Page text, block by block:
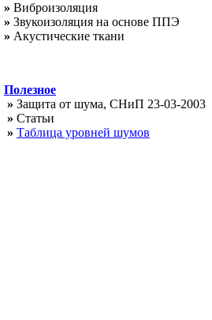
» Виброизоляция
» Звукоизоляция на основе ППЭ
» Акустические ткани
Полезное
» Защита от шума, СНиП 23-03-2003
» Статьи
» Таблица уровней шумов